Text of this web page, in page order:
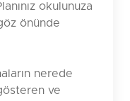
okulunuza
önünde
nerede
ve